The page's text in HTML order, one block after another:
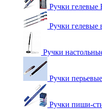
Ручки
Ручки гелевые
Ручки
Ручки
Ручки пиши-